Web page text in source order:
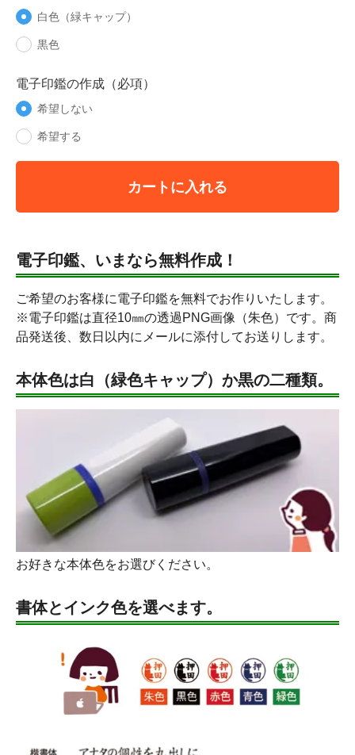
白色（緑キャップ）
黒色
電子印鑑の作成（必項）
希望しない
希望する
カートに入れる
電子印鑑、いまなら無料作成！
ご希望のお客様に電子印鑑を無料でお作りいたします。
※電子印鑑は直径10㎜の透過PNG画像（朱色）です。商
品発送後、数日以内にメールに添付してお送りします。
本体色は白（緑色キャップ）か黒の二種類。
お好きな本体色をお選びください。
書体とインク色を選べます。